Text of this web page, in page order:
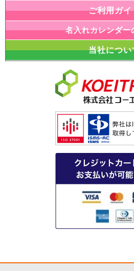
ご利用ガイ
名入れカレンダー
当社につい